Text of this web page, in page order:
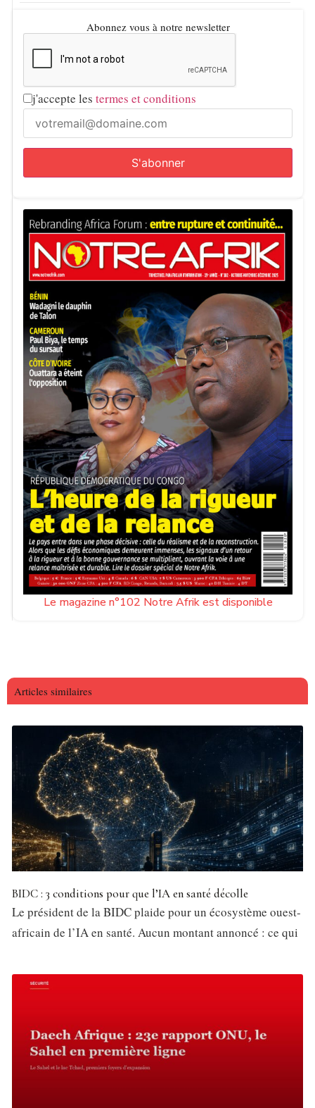
Abonnez vous à notre newsletter
j'accepte les termes et conditions
Le magazine n°102 Notre Afrik est disponible
Articles similaires
BIDC : 3 conditions pour que l’IA en santé décolle
Le président de la BIDC plaide pour un écosystème ouest-
africain de l’IA en santé. Aucun montant annoncé : ce qui